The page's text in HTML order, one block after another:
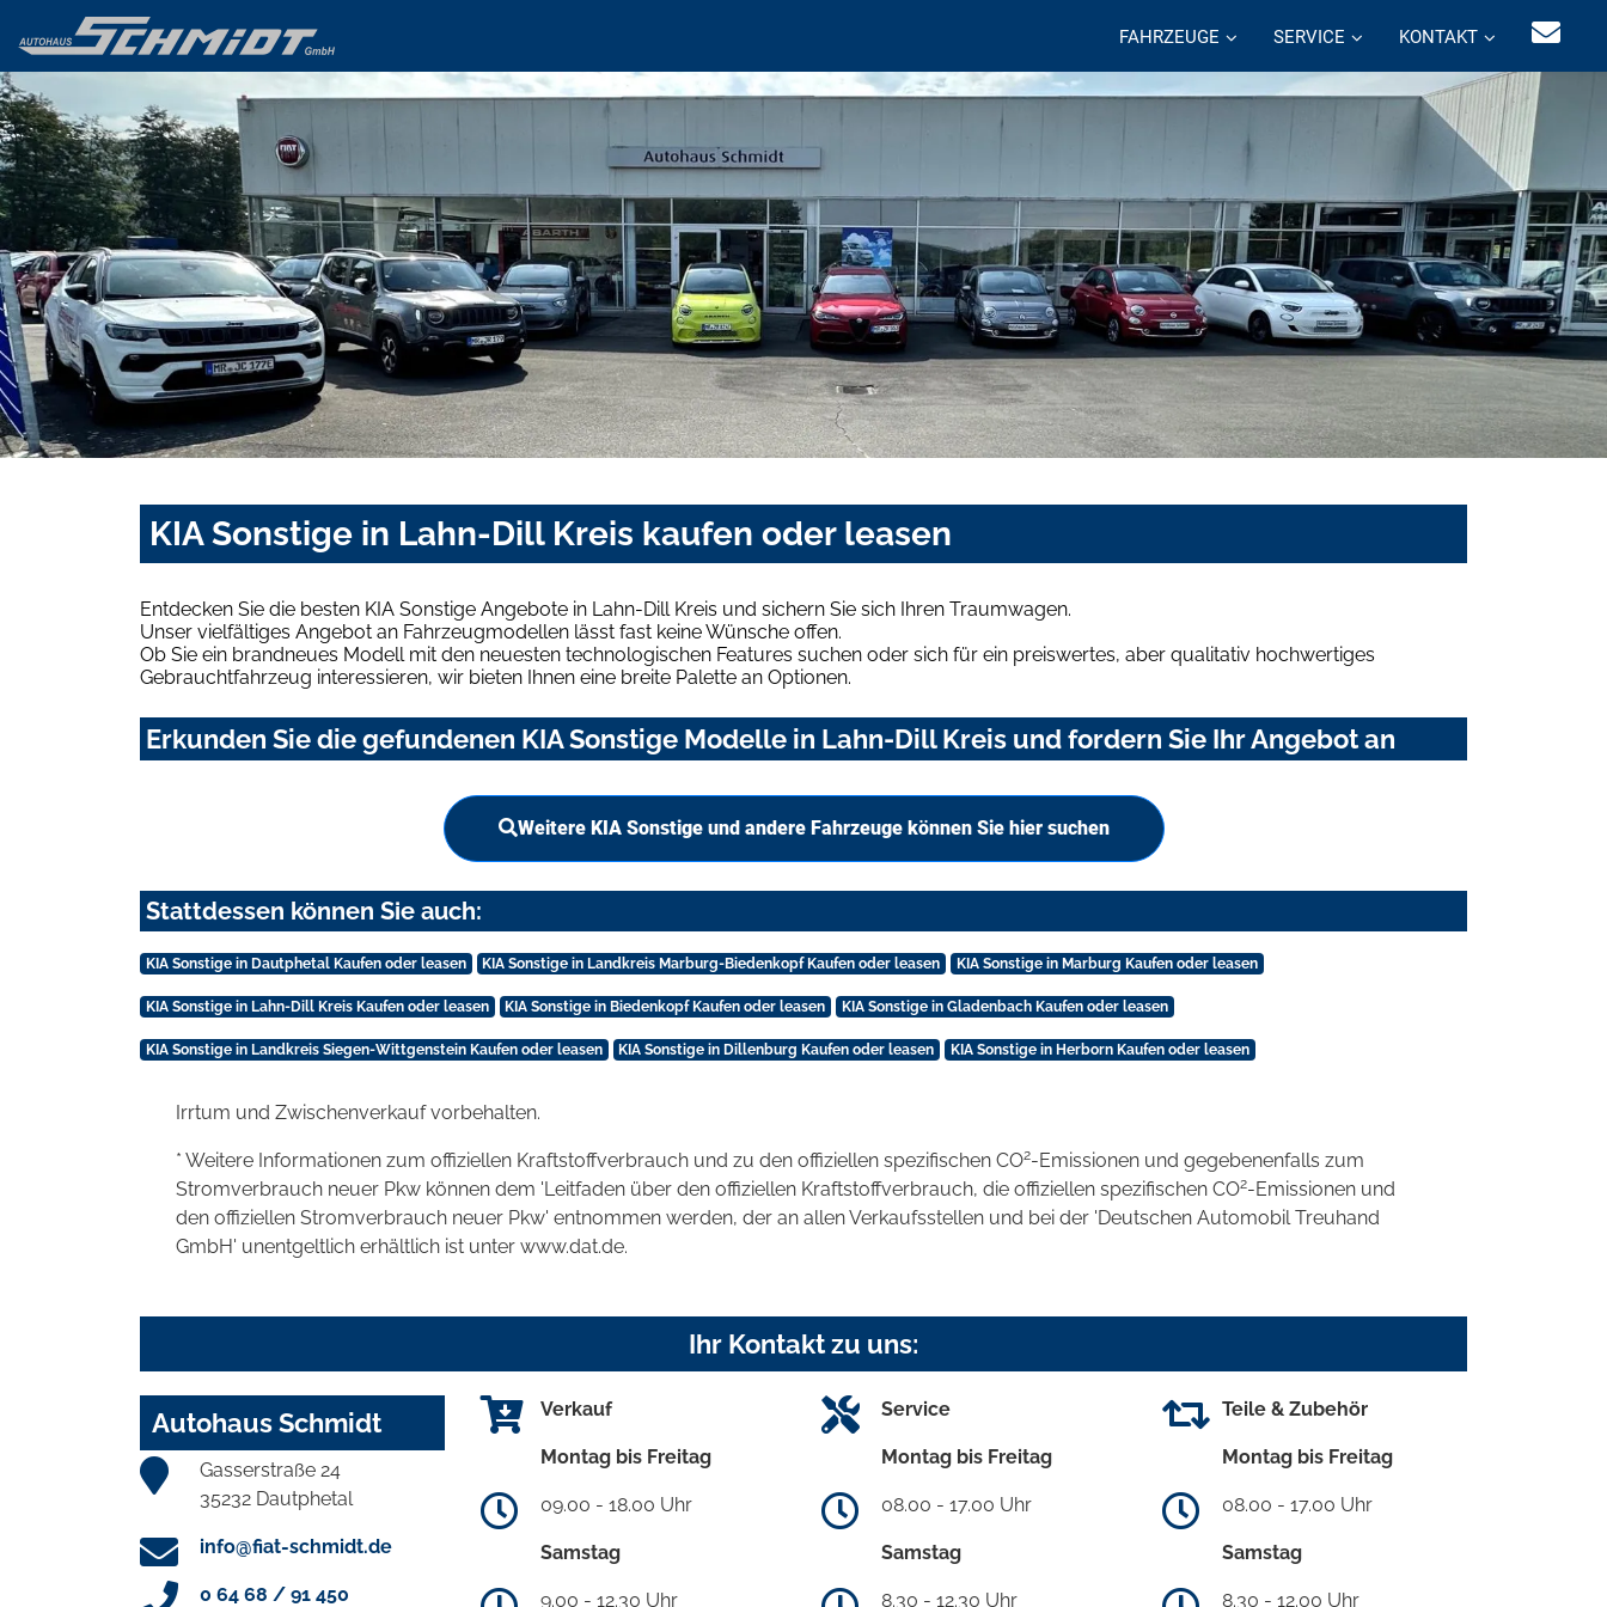
FAHRZEUGE SERVICE KONTAKT
KIA Sonstige in Lahn-Dill Kreis kaufen oder leasen
Entdecken Sie die besten KIA Sonstige Angebote in Lahn-Dill Kreis und sichern Sie sich Ihren Traumwagen.
Unser vielfältiges Angebot an Fahrzeugmodellen lässt fast keine Wünsche offen.
Ob Sie ein brandneues Modell mit den neuesten technologischen Features suchen oder sich für ein preiswertes, aber qualitativ hochwertiges
Gebrauchtfahrzeug interessieren, wir bieten Ihnen eine breite Palette an Optionen.
Erkunden Sie die gefundenen KIA Sonstige Modelle in Lahn-Dill Kreis und fordern Sie Ihr Angebot an
Weitere KIA Sonstige und andere Fahrzeuge können Sie hier suchen
Stattdessen können Sie auch:
KIA Sonstige in Dautphetal Kaufen oder leasen KIA Sonstige in Landkreis Marburg-Biedenkopf Kaufen oder leasen KIA Sonstige in Marburg Kaufen oder leasen
KIA Sonstige in Lahn-Dill Kreis Kaufen oder leasen KIA Sonstige in Biedenkopf Kaufen oder leasen KIA Sonstige in Gladenbach Kaufen oder leasen
KIA Sonstige in Landkreis Siegen-Wittgenstein Kaufen oder leasen KIA Sonstige in Dillenburg Kaufen oder leasen KIA Sonstige in Herborn Kaufen oder leasen
Irrtum und Zwischenverkauf vorbehalten.
* Weitere Informationen zum offiziellen Kraftstoffverbrauch und zu den offiziellen spezifischen CO2-Emissionen und gegebenenfalls zum
Stromverbrauch neuer Pkw können dem 'Leitfaden über den offiziellen Kraftstoffverbrauch, die offiziellen spezifischen CO2-Emissionen und
den offiziellen Stromverbrauch neuer Pkw' entnommen werden, der an allen Verkaufsstellen und bei der 'Deutschen Automobil Treuhand
GmbH' unentgeltlich erhältlich ist unter www.dat.de.
Ihr Kontakt zu uns:
Autohaus Schmidt
Gasserstraße 24
35232 Dautphetal
info@fiat-schmidt.de
0 64 68 / 91 450
Verkauf
Montag bis Freitag
09.00 - 18.00 Uhr
Samstag
9.00 - 12.30 Uhr
Service
Montag bis Freitag
08.00 - 17.00 Uhr
Samstag
8.30 - 12.30 Uhr
Teile & Zubehör
Montag bis Freitag
08.00 - 17.00 Uhr
Samstag
8.30 - 12.00 Uhr